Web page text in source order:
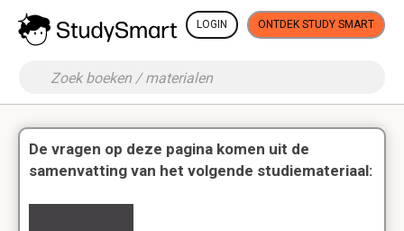
LOGIN ONTDEK STUDY SMART
De vragen op deze pagina komen uit de
samenvatting van het volgende studiemateriaal: